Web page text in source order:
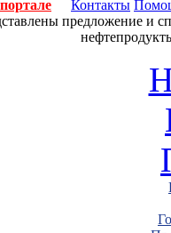
Контакты
предложение и